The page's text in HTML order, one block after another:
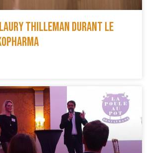
Laury Thilleman durant le